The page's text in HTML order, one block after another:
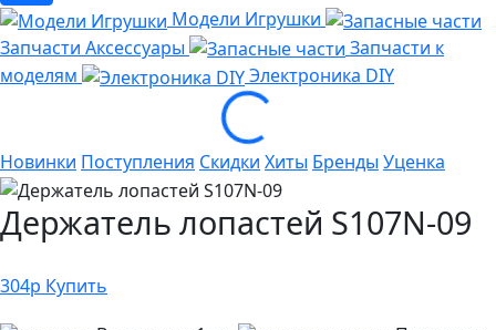
Модели Игрушки
Запчасти Аксессуары
Запчасти к
моделям
Электроника DIY
Loading...
Новинки Поступления Скидки Хиты Бренды Уценка
Держатель лопастей S107N-09
304р Купить